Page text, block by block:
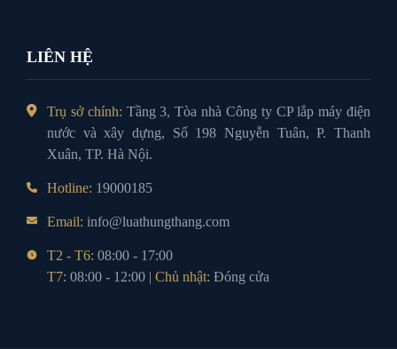
LIÊN HỆ
Trụ sở chính: Tầng 3, Tòa nhà Công ty CP lắp máy điện
nước và xây dựng, Số 198 Nguyễn Tuân, P. Thanh
Xuân, TP. Hà Nội.
Hotline: 19000185
Email: info@luathungthang.com
T2 - T6: 08:00 - 17:00
T7: 08:00 - 12:00 |Chủ nhật:Đóng cửa